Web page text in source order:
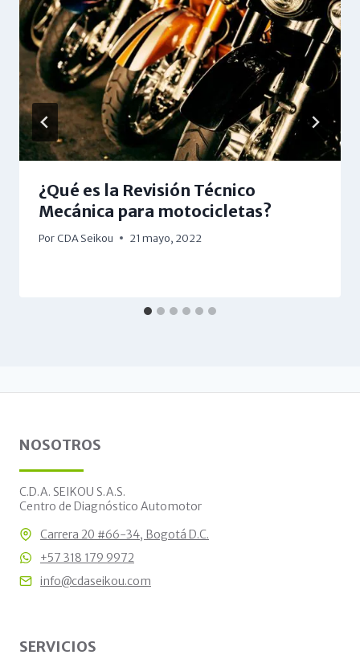
¿Qué es la Revisión Técnico
Mecánica para motocicletas?
Por CDA Seikou 21 mayo, 2022
NOSOTROS
C.D.A. SEIKOU S.A.S.
Centro de Diagnóstico Automotor
Carrera 20 #66-34, Bogotá D.C.
+57 318 179 9972
info@cdaseikou.com
SERVICIOS